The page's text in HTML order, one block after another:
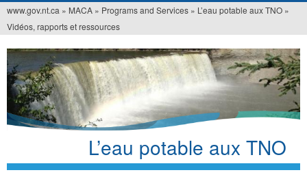
Vous
êtes
ici
www.gov.nt.ca » MACA » Programs and Services » L’eau potable aux TNO »
Vidéos, rapports et ressources
L’eau potable aux TNO